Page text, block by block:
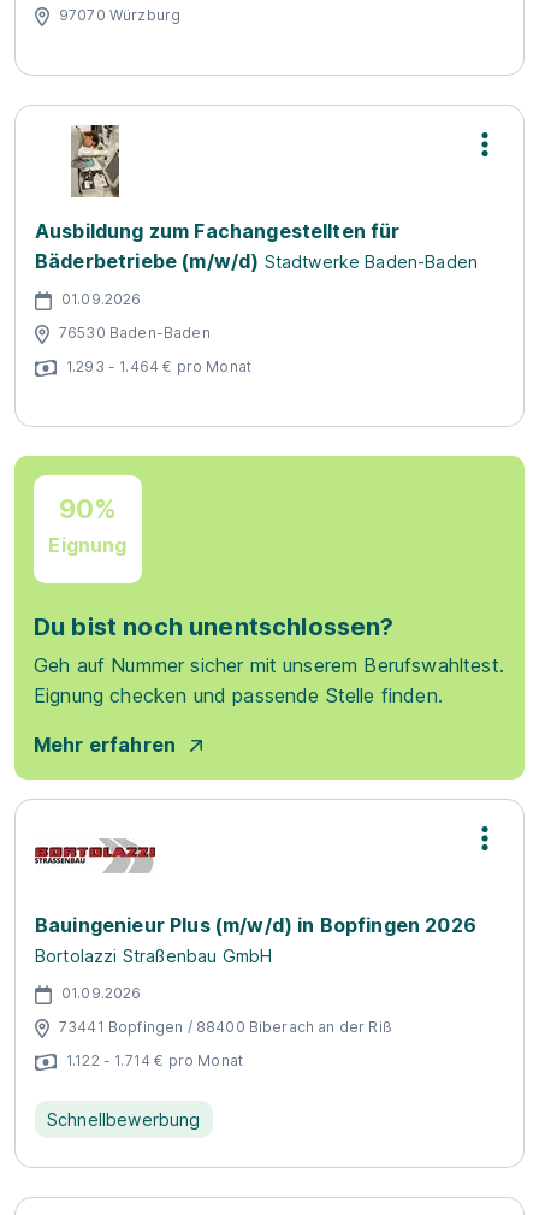
97070 Würzburg
Ausbildung zum Fachangestellten für
Bäderbetriebe (m/w/d) Stadtwerke Baden-Baden
01.09.2026
76530 Baden-Baden
1.293 - 1.464 € pro Monat
90%
Eignung
Du bist noch unentschlossen?
Geh auf Nummer sicher mit unserem Berufswahltest.
Eignung checken und passende Stelle finden.
Mehr erfahren
Bauingenieur Plus (m/w/d) in Bopfingen 2026
Bortolazzi Straßenbau GmbH
01.09.2026
73441 Bopfingen / 88400 Biberach an der Riß
1.122 - 1.714 € pro Monat
Schnellbewerbung